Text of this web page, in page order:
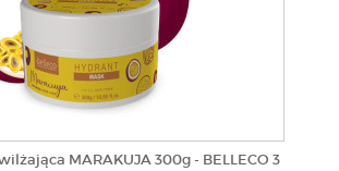
MARAKUJA 300g - BELLECO 3